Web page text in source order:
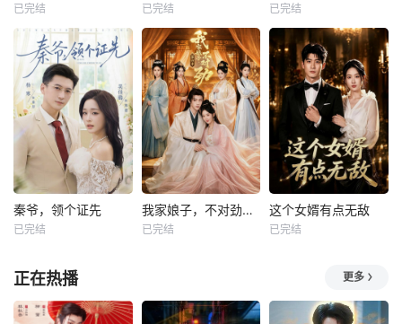
已完结 已完结 已完结
秦爷，领个证先
已完结
我家娘子，不对劲第四季
已完结
这个女婿有点无敌
已完结
正在热播 更多